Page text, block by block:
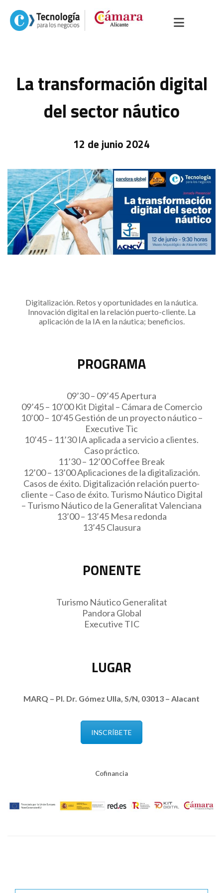
La transformación digital
del sector náutico
12 de junio 2024
Digitalización. Retos y oportunidades en la náutica.
Innovación digital en la relación puerto-cliente. La
aplicación de la IA en la náutica; beneficios.
PROGRAMA
09’30 – 09’45 Apertura
09’45 – 10’00 Kit Digital – Cámara de Comercio
10’00 – 10’45 Gestión de un proyecto náutico –
Executive Tic
10’45 – 11’30 IA aplicada a servicio a clientes.
Caso práctico.
11’30 – 12’00 Coffee Break
12’00 – 13’00 Aplicaciones de la digitalización.
Casos de éxito. Digitalización relación puerto-
cliente – Caso de éxito. Turismo Náutico Digital
– Turismo Náutico de la Generalitat Valenciana
13’00 – 13’45 Mesa redonda
13’45 Clausura
PONENTE
Turismo Náutico Generalitat
Pandora Global
Executive TIC
LUGAR
MARQ – Pl. Dr. Gómez Ulla, S/N, 03013 – Alacant
INSCRÍBETE
Cofinancia